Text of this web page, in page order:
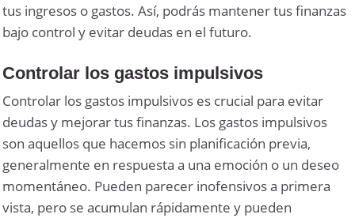
tus ingresos o gastos. Así, podrás mantener tus finanzas
bajo control y evitar deudas en el futuro.
Controlar los gastos impulsivos
Controlar los gastos impulsivos es crucial para evitar
deudas y mejorar tus finanzas. Los gastos impulsivos
son aquellos que hacemos sin planificación previa,
generalmente en respuesta a una emoción o un deseo
momentáneo. Pueden parecer inofensivos a primera
vista, pero se acumulan rápidamente y pueden